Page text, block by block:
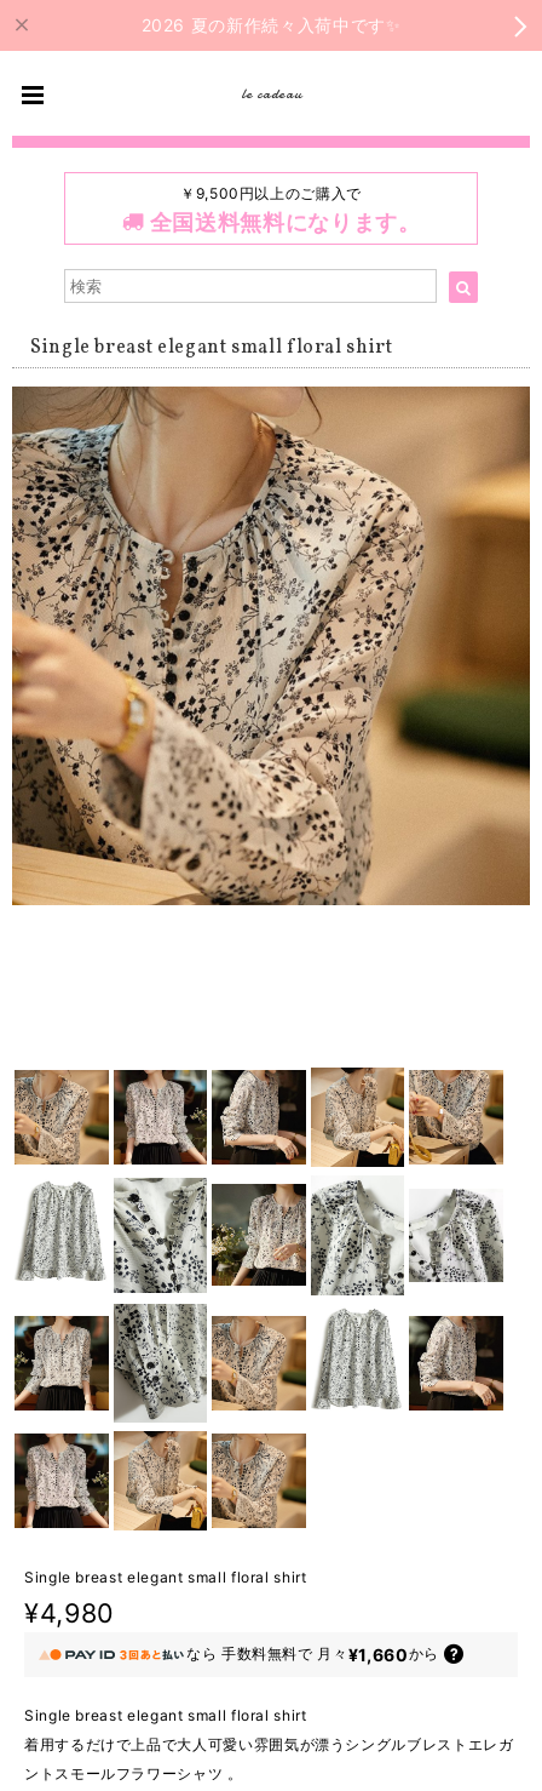
2026 夏の新作続々入荷中です✨
le cadeau
￥9,500円以上のご購入で
全国送料無料になります。
Single breast elegant small floral shirt
Single breast elegant small floral shirt
¥4,980
なら 手数料無料で 月々 ¥1,660から
Single breast elegant small floral shirt
着用するだけで上品で大人可愛い雰囲気が漂うシングルブレストエレガ
ントスモールフラワーシャツ 。